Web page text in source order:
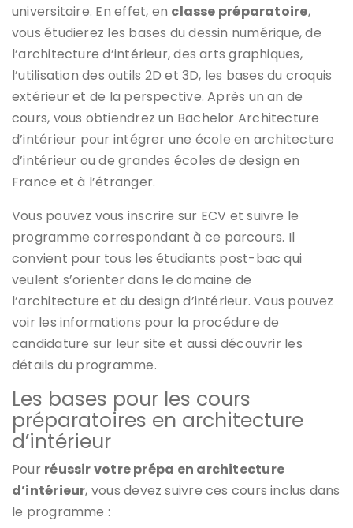
universitaire. En effet, en classe préparatoire,
vous étudierez les bases du dessin numérique, de
l’architecture d’intérieur, des arts graphiques,
l’utilisation des outils 2D et 3D, les bases du croquis
extérieur et de la perspective. Après un an de
cours, vous obtiendrez un Bachelor Architecture
d’intérieur pour intégrer une école en architecture
d’intérieur ou de grandes écoles de design en
France et à l’étranger.
Vous pouvez vous inscrire sur ECV et suivre le
programme correspondant à ce parcours. Il
convient pour tous les étudiants post-bac qui
veulent s’orienter dans le domaine de
l’architecture et du design d’intérieur. Vous pouvez
voir les informations pour la procédure de
candidature sur leur site et aussi découvrir les
détails du programme.
Les bases pour les cours
préparatoires en architecture
d’intérieur
Pour réussir votre prépa en architecture
d’intérieur, vous devez suivre ces cours inclus dans
le programme :